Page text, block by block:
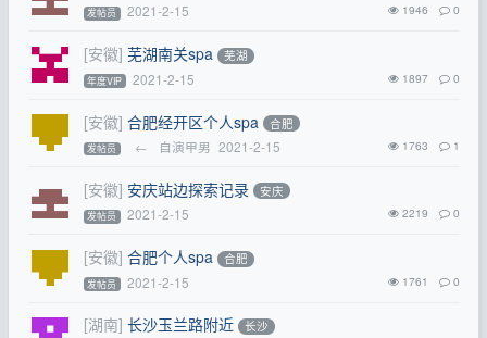
发帖员 2021-2-15 1946 0
[安徽] 芜湖南关spa 芜湖
年度VIP 2021-2-15 1897 0
[安徽] 合肥经开区个人spa 合肥
发帖员 ← 自演甲男 2021-2-15 1763 1
[安徽] 安庆站边探索记录 安庆
发帖员 2021-2-15 2219 0
[安徽] 合肥个人spa 合肥
发帖员 2021-2-15 1761 0
[湖南] 长沙玉兰路附近 长沙